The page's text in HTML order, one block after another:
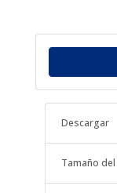
Descargar
Tamaño